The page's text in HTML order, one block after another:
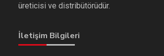
üreticisi ve distribütörüdür.
İletişim Bilgileri